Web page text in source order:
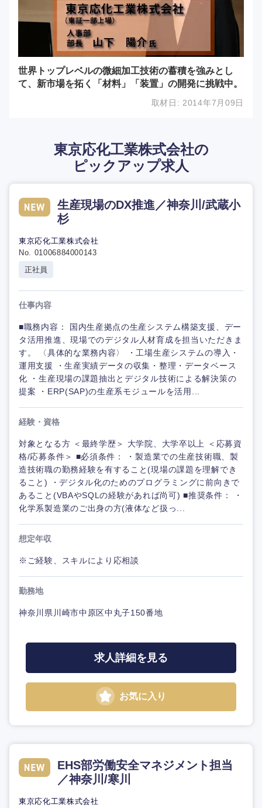
世界トップレベルの微細加工技術の蓄積を強みとし
て、新市場を拓く「材料」「装置」の開発に挑戦中。
取材日: 2014年7月09日
東京応化工業株式会社の
ピックアップ求人
生産現場のDX推進／神奈川/武蔵小
杉
東京応化工業株式会社
No. 01006884000143
正社員
仕事内容
■職務内容： 国内生産拠点の生産システム構築支援、デー
タ活用推進、現場でのデジタル人材育成を担当いただきま
す。 〈具体的な業務内容〉 ・工場生産システムの導入・
運用支援 ・生産実績データの収集・整理・データベース
化 ・生産現場の課題抽出とデジタル技術による解決策の
提案 ・ERP(SAP)の生産系モジュールを活用...
経験・資格
対象となる方 ＜最終学歴＞ 大学院、大学卒以上 ＜応募資
格/応募条件＞ ■必須条件： ・製造業での生産技術職、製
造技術職の勤務経験を有すること(現場の課題を理解でき
ること) ・デジタル化のためのプログラミングに前向きで
あること(VBAやSQLの経験があれば尚可) ■推奨条件： ・
化学系製造業のご出身の方(液体など扱っ...
想定年収
※ご経験、スキルにより応相談
勤務地
神奈川県川崎市中原区中丸子150番地
求人詳細を見る
お気に入り
EHS部労働安全マネジメント担当
／神奈川/寒川
東京応化工業株式会社